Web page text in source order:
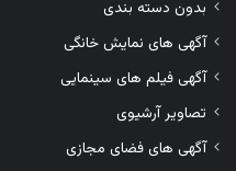
بدون دسته بندی
آگهی های نمایش خانگی
آگهی فیلم های سینمایی
تصاویر آرشیوی
آگهی های فضای مجازی